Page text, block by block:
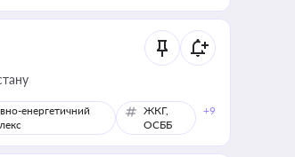
енергетичний
ЖКГ,
ОСББ
+9